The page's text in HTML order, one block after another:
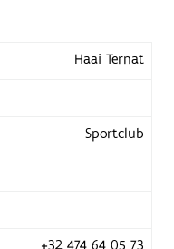
Haai Ternat
Sportclub
+32 474 64 05 73